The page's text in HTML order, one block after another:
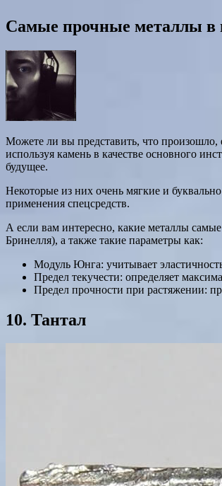
Самые прочные металлы в
Можете ли вы представить, что
используя камень в качестве основного
будущее.
Некоторые из них очень мягкие и
применения спецсредств.
А если вам интересно, какие металлы
Бринелля), а также такие параметры как:
Модуль Юнга: учитывает
Предел текучести: определяет
Предел прочности при растяжении:
10. Тантал